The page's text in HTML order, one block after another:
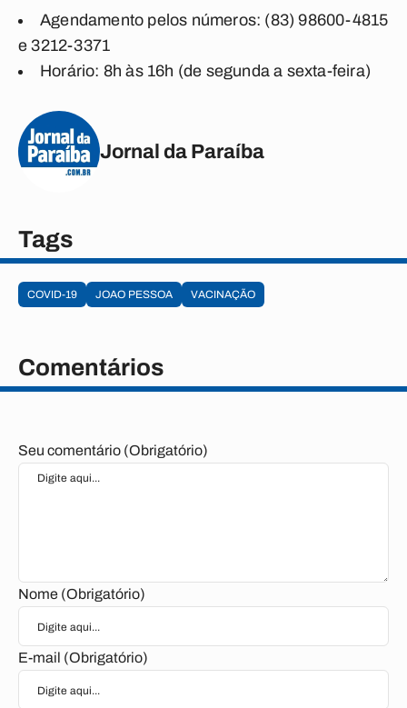
Agendamento pelos números: (83) 98600-4815
e 3212-3371
Horário: 8h às 16h (de segunda a sexta-feira)
Jornal da Paraíba
Tags
COVID-19 JOAO PESSOA VACINAÇÃO
Comentários
Seu comentário (Obrigatório)
Nome (Obrigatório)
E-mail (Obrigatório)